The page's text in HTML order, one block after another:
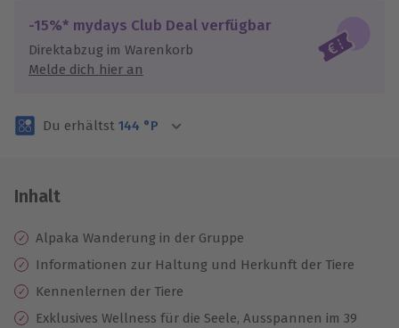
Jeder Gutschein für alle Erlebnisse einlösbar.
Maximale Sicherheit
3 Jahre gültig & verlängerbar.
-15%* mydays Club Deal verfügbar
Direktabzug im Warenkorb
Melde dich hier an
Du erhältst 144 °P
Inhalt
Alpaka Wanderung in der Gruppe
Informationen zur Haltung und Herkunft der Tiere
Kennenlernen der Tiere
Exklusives Wellness für die Seele, Ausspannen im 39